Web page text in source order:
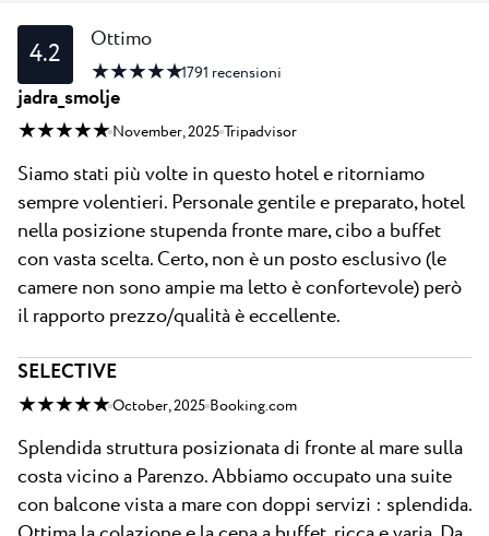
4.2 Ottimo
★ ★ ★ ★ ★1791 recensioni
jadra_smolje
★ ★ ★ ★ ★ November, 2025 Tripadvisor
Siamo stati più volte in questo hotel e ritorniamo
sempre volentieri. Personale gentile e preparato, hotel
nella posizione stupenda fronte mare, cibo a buffet
con vasta scelta. Certo, non è un posto esclusivo (le
camere non sono ampie ma letto è confortevole) però
il rapporto prezzo/qualità è eccellente.
SELECTIVE
★ ★ ★ ★ ★ October, 2025 Booking.com
Splendida struttura posizionata di fronte al mare sulla
costa vicino a Parenzo. Abbiamo occupato una suite
con balcone vista a mare con doppi servizi : splendida.